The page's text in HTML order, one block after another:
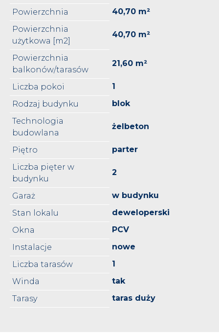
Powierzchnia
40,70 m²
Powierzchnia
użytkowa [m2]
40,70 m²
Powierzchnia
balkonów/tarasów
21,60 m²
Liczba pokoi
1
Rodzaj budynku
blok
Technologia
budowlana
żelbeton
Piętro
parter
Liczba pięter w
budynku
2
Garaż
w budynku
Stan lokalu
deweloperski
Okna
PCV
Instalacje
nowe
Liczba tarasów
1
Winda
tak
Tarasy
taras duży